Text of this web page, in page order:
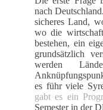
nach
sicheres Land,
wo die
bestehen, ein
grundsätzlich
werden
es führ viele
gabt es ein
Semester in der